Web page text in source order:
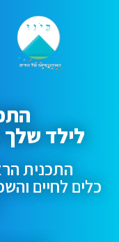
לילד
התכנית
כלים לחיים